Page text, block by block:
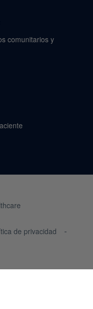
comunitarios y
de privacidad